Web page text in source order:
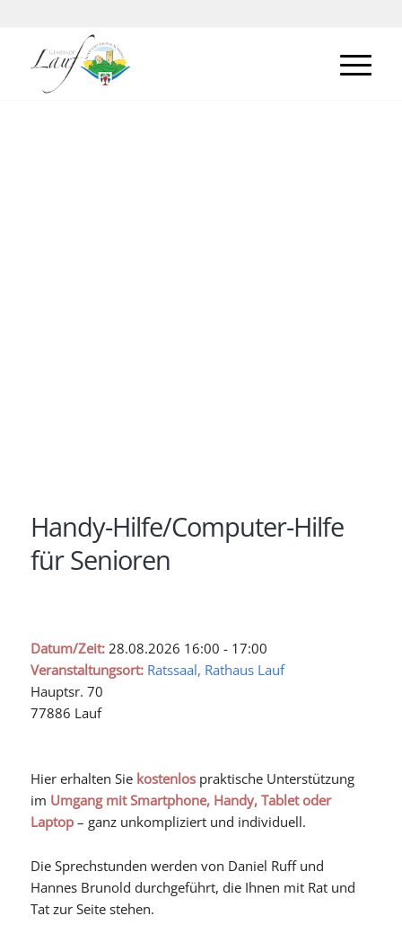
Handy-Hilfe/Computer-Hilfe
für Senioren
Datum/Zeit:28.08.2026 16:00 - 17:00
Veranstaltungsort: Ratssaal, Rathaus Lauf
Hauptsr. 70
77886 Lauf
Hier erhalten Sie kostenlospraktische Unterstützung
im Umgang mit Smartphone, Handy, Tablet oder
Laptop– ganz unkompliziert und individuell.
Die Sprechstunden werden von Daniel Ruff und
Hannes Brunold durchgeführt, die Ihnen mit Rat und
Tat zur Seite stehen.